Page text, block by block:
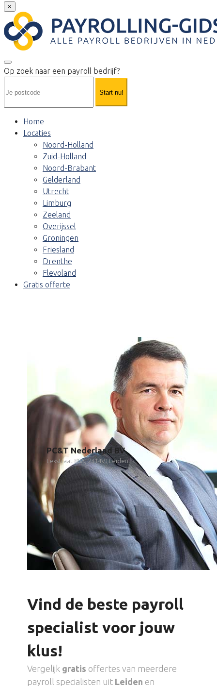
×
Op zoek naar een payroll bedrijf?
Start nu!
Home
Locaties
Noord-Holland
Zuid-Holland
Noord-Brabant
Gelderland
Utrecht
Limburg
Zeeland
Overijssel
Groningen
Friesland
Drenthe
Flevoland
Gratis offerte
PC&T Nederland BV
Lekstraat 88A, 2314VJ Leiden
Vind de beste payroll
specialist voor jouw
klus!
Vergelijk gratis offertes van meerdere
payroll specialisten uit Leiden en